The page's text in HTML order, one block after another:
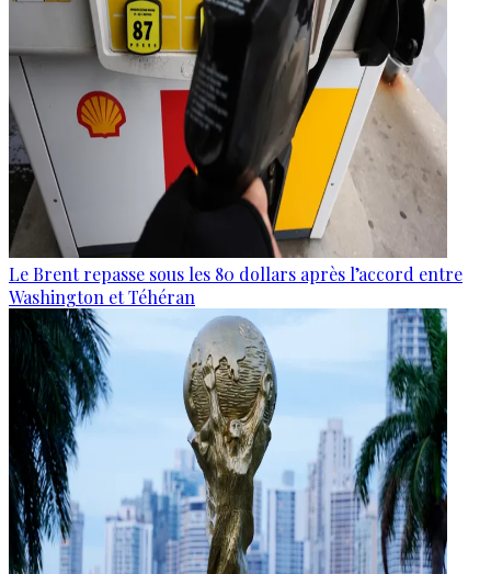
Le Brent repasse sous les 80 dollars après l’accord entre
Washington et Téhéran